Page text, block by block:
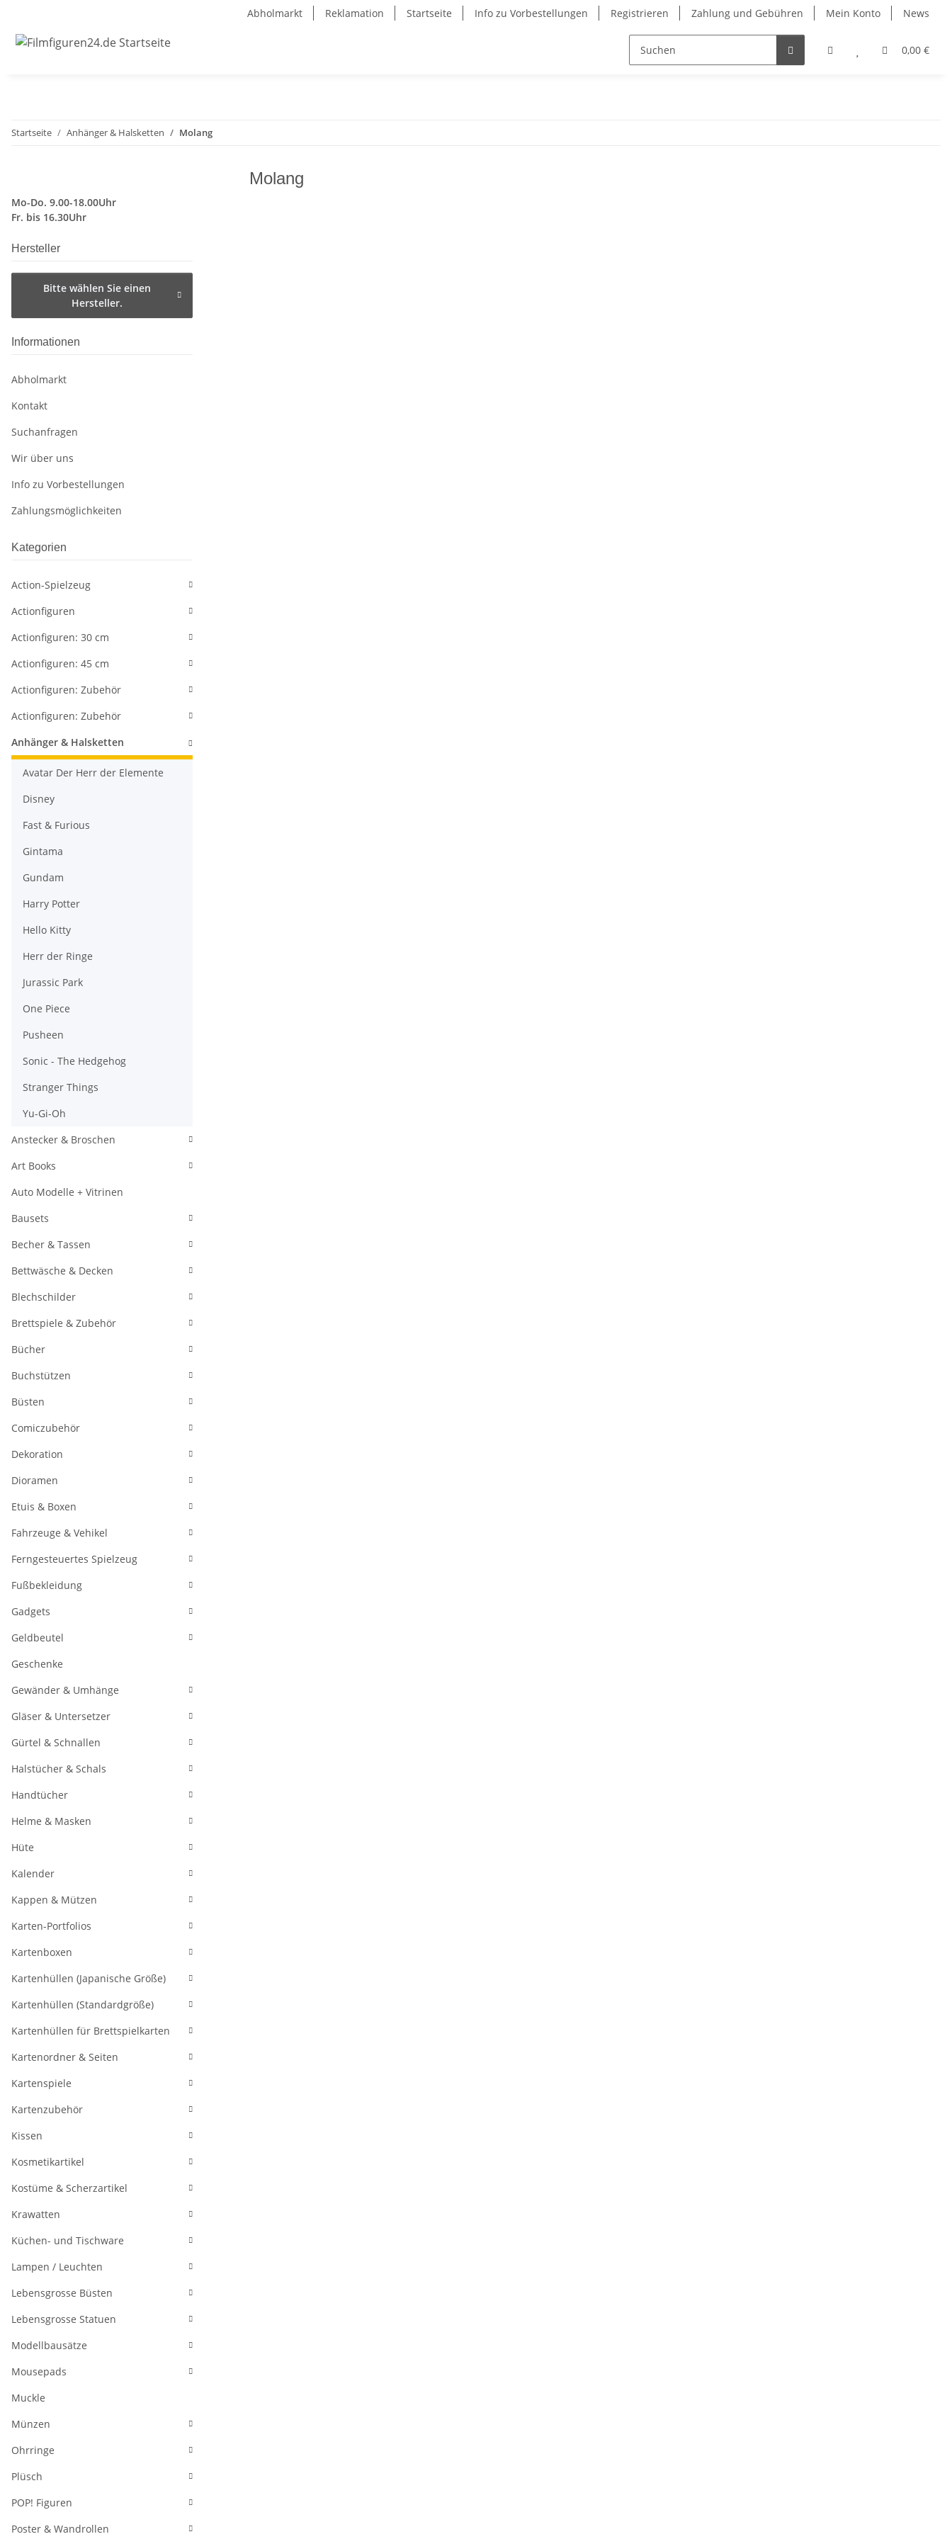
Abholmarkt Reklamation Startseite Info zu Vorbestellungen Registrieren Zahlung und Gebühren Mein Konto News
0,00 €
Startseite Anhänger & Halsketten Molang
Molang
Mo-Do. 9.00-18.00Uhr
Fr. bis 16.30Uhr
Hersteller
Bitte wählen Sie einen
Hersteller.
Informationen
Abholmarkt
Kontakt
Suchanfragen
Wir über uns
Info zu Vorbestellungen
Zahlungsmöglichkeiten
Kategorien
Action-Spielzeug
Actionfiguren
Actionfiguren: 30 cm
Actionfiguren: 45 cm
Actionfiguren: Zubehör
Actionfiguren: Zubehör
Anhänger & Halsketten
Avatar Der Herr der Elemente
Disney
Fast & Furious
Gintama
Gundam
Harry Potter
Hello Kitty
Herr der Ringe
Jurassic Park
One Piece
Pusheen
Sonic - The Hedgehog
Stranger Things
Yu-Gi-Oh
Anstecker & Broschen
Art Books
Auto Modelle + Vitrinen
Bausets
Becher & Tassen
Bettwäsche & Decken
Blechschilder
Brettspiele & Zubehör
Bücher
Buchstützen
Büsten
Comiczubehör
Dekoration
Dioramen
Etuis & Boxen
Fahrzeuge & Vehikel
Ferngesteuertes Spielzeug
Fußbekleidung
Gadgets
Geldbeutel
Geschenke
Gewänder & Umhänge
Gläser & Untersetzer
Gürtel & Schnallen
Halstücher & Schals
Handtücher
Helme & Masken
Hüte
Kalender
Kappen & Mützen
Karten-Portfolios
Kartenboxen
Kartenhüllen (Japanische Größe)
Kartenhüllen (Standardgröße)
Kartenhüllen für Brettspielkarten
Kartenordner & Seiten
Kartenspiele
Kartenzubehör
Kissen
Kosmetikartikel
Kostüme & Scherzartikel
Krawatten
Küchen- und Tischware
Lampen / Leuchten
Lebensgrosse Büsten
Lebensgrosse Statuen
Modellbausätze
Mousepads
Muckle
Münzen
Ohrringe
Plüsch
POP! Figuren
Poster & Wandrollen